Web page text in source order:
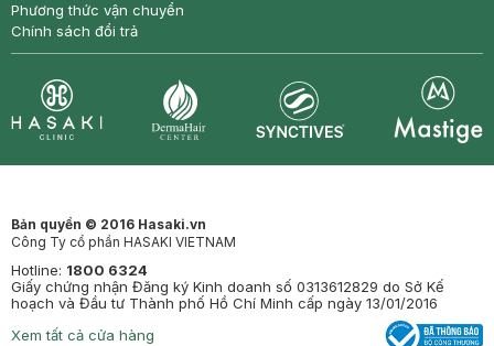
Phương thức vận chuyển
Chính sách đổi trả
Bản quyền © 2016 Hasaki.vn
Công Ty cổ phần HASAKI VIETNAM
Hotline: 1800 6324
Giấy chứng nhận Đăng ký Kinh doanh số 0313612829 do Sở Kế
hoạch và Đầu tư Thành phố Hồ Chí Minh cấp ngày 13/01/2016
Xem tất cả cửa hàng